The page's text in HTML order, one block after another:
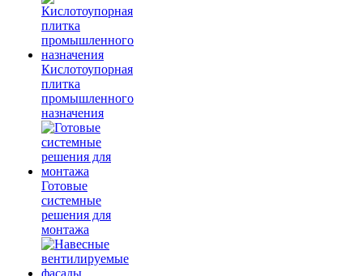
Кислотоупорная
плитка
промышленного
назначения
Готовые
системные
решения для
монтажа